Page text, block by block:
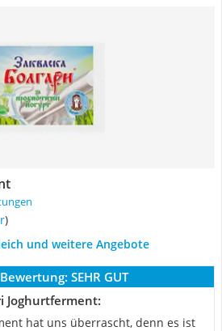
)
und weitere Angebote
SEHR GUT
Joghurtferment:
hat uns überrascht, denn es ist